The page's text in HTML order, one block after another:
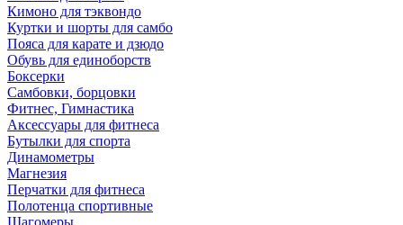
Кимоно для тэквондо
Куртки и шорты для самбо
Пояса для карате и дзюдо
Обувь для единоборств
Боксерки
Самбовки, борцовки
Фитнес, Гимнастика
Аксессуары для фитнеса
Бутылки для спорта
Динамометры
Магнезия
Перчатки для фитнеса
Полотенца спортивные
Шагомеры